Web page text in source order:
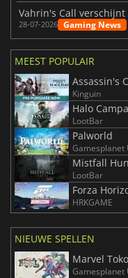
28-07-2026 Gaming News
MEEST POPULAIR
Assassin's
Kinguin
Halo
LootBar
Palworld
Gamesplanet
Mistfall
LootBar
Forza
HRKGAME
NIEUWE SPELLEN
Marvel
Gamesplanet